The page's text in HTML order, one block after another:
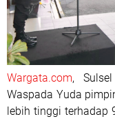
Wargata.com,
Waspada Yuda
lebih tinggi terhadap